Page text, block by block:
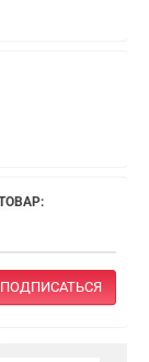
ПОДПИСАТЬСЯ